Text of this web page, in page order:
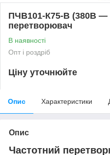
ПЧВ101-К75-В (380В —
перетворювач
В наявності
Опт і роздріб
Ціну уточнюйте
Опис Характеристики
Опис
Частотний